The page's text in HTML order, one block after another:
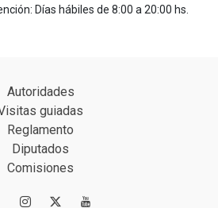
Días hábiles de 8:00 a 20:00 hs.
Autoridades
guiadas
Reglamento
Diputados
Comisiones
